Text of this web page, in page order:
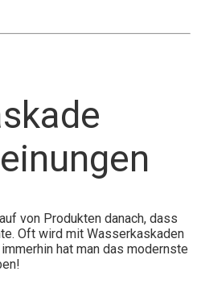
von Produkten danach, dass
Oft wird mit Wasserkaskaden
hat man das modernste